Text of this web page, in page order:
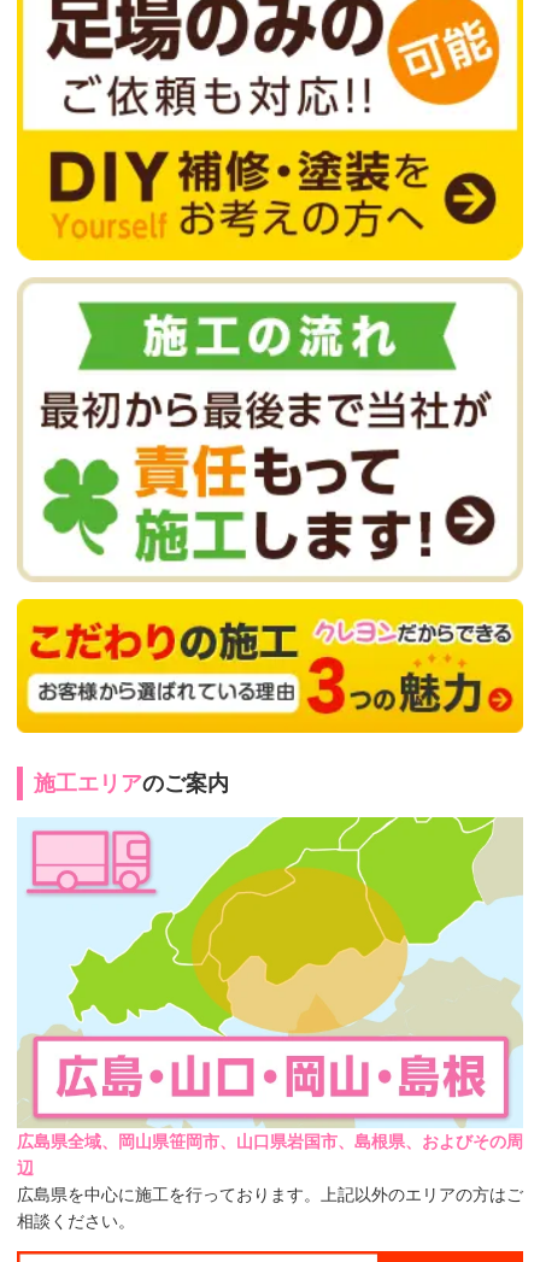
施工エリアのご案内
広島県全域、岡山県笹岡市、山口県岩国市、島根県、およびその周
辺
広島県を中心に施工を行っております。上記以外のエリアの方はご
相談ください。